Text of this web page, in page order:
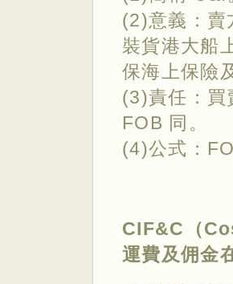
(2)意義：賣
裝貨港大船
保海上保險
(3)責任：買
FOB 同。
(4)公式：
CIF&C（
運費及佣金